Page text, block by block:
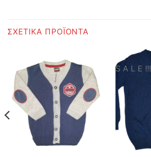
ΣΧΕΤΙΚΆ ΠΡΟΪΌΝΤΑ
S A L E !!!